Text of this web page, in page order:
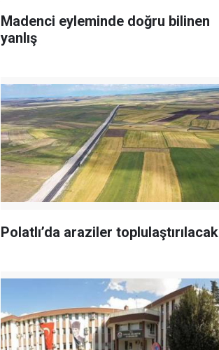
Madenci eyleminde doğru bilinen
yanlış
Polatlı’da araziler toplulaştırılacak